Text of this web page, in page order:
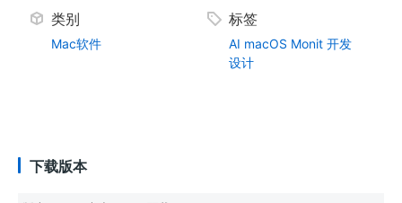
类别
Mac软件
标签
AI macOS Monit 开发
设计
下载版本